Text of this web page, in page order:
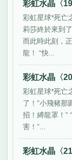
彩虹水晶〈
彩虹星球*死亡
莉莎終於來到
而此時此刻，
龍！ “快...
彩虹水晶〈
彩虹星球*死亡
了！”小飛豬那
招！縛龍罩！”
害！”...
彩虹水晶〈